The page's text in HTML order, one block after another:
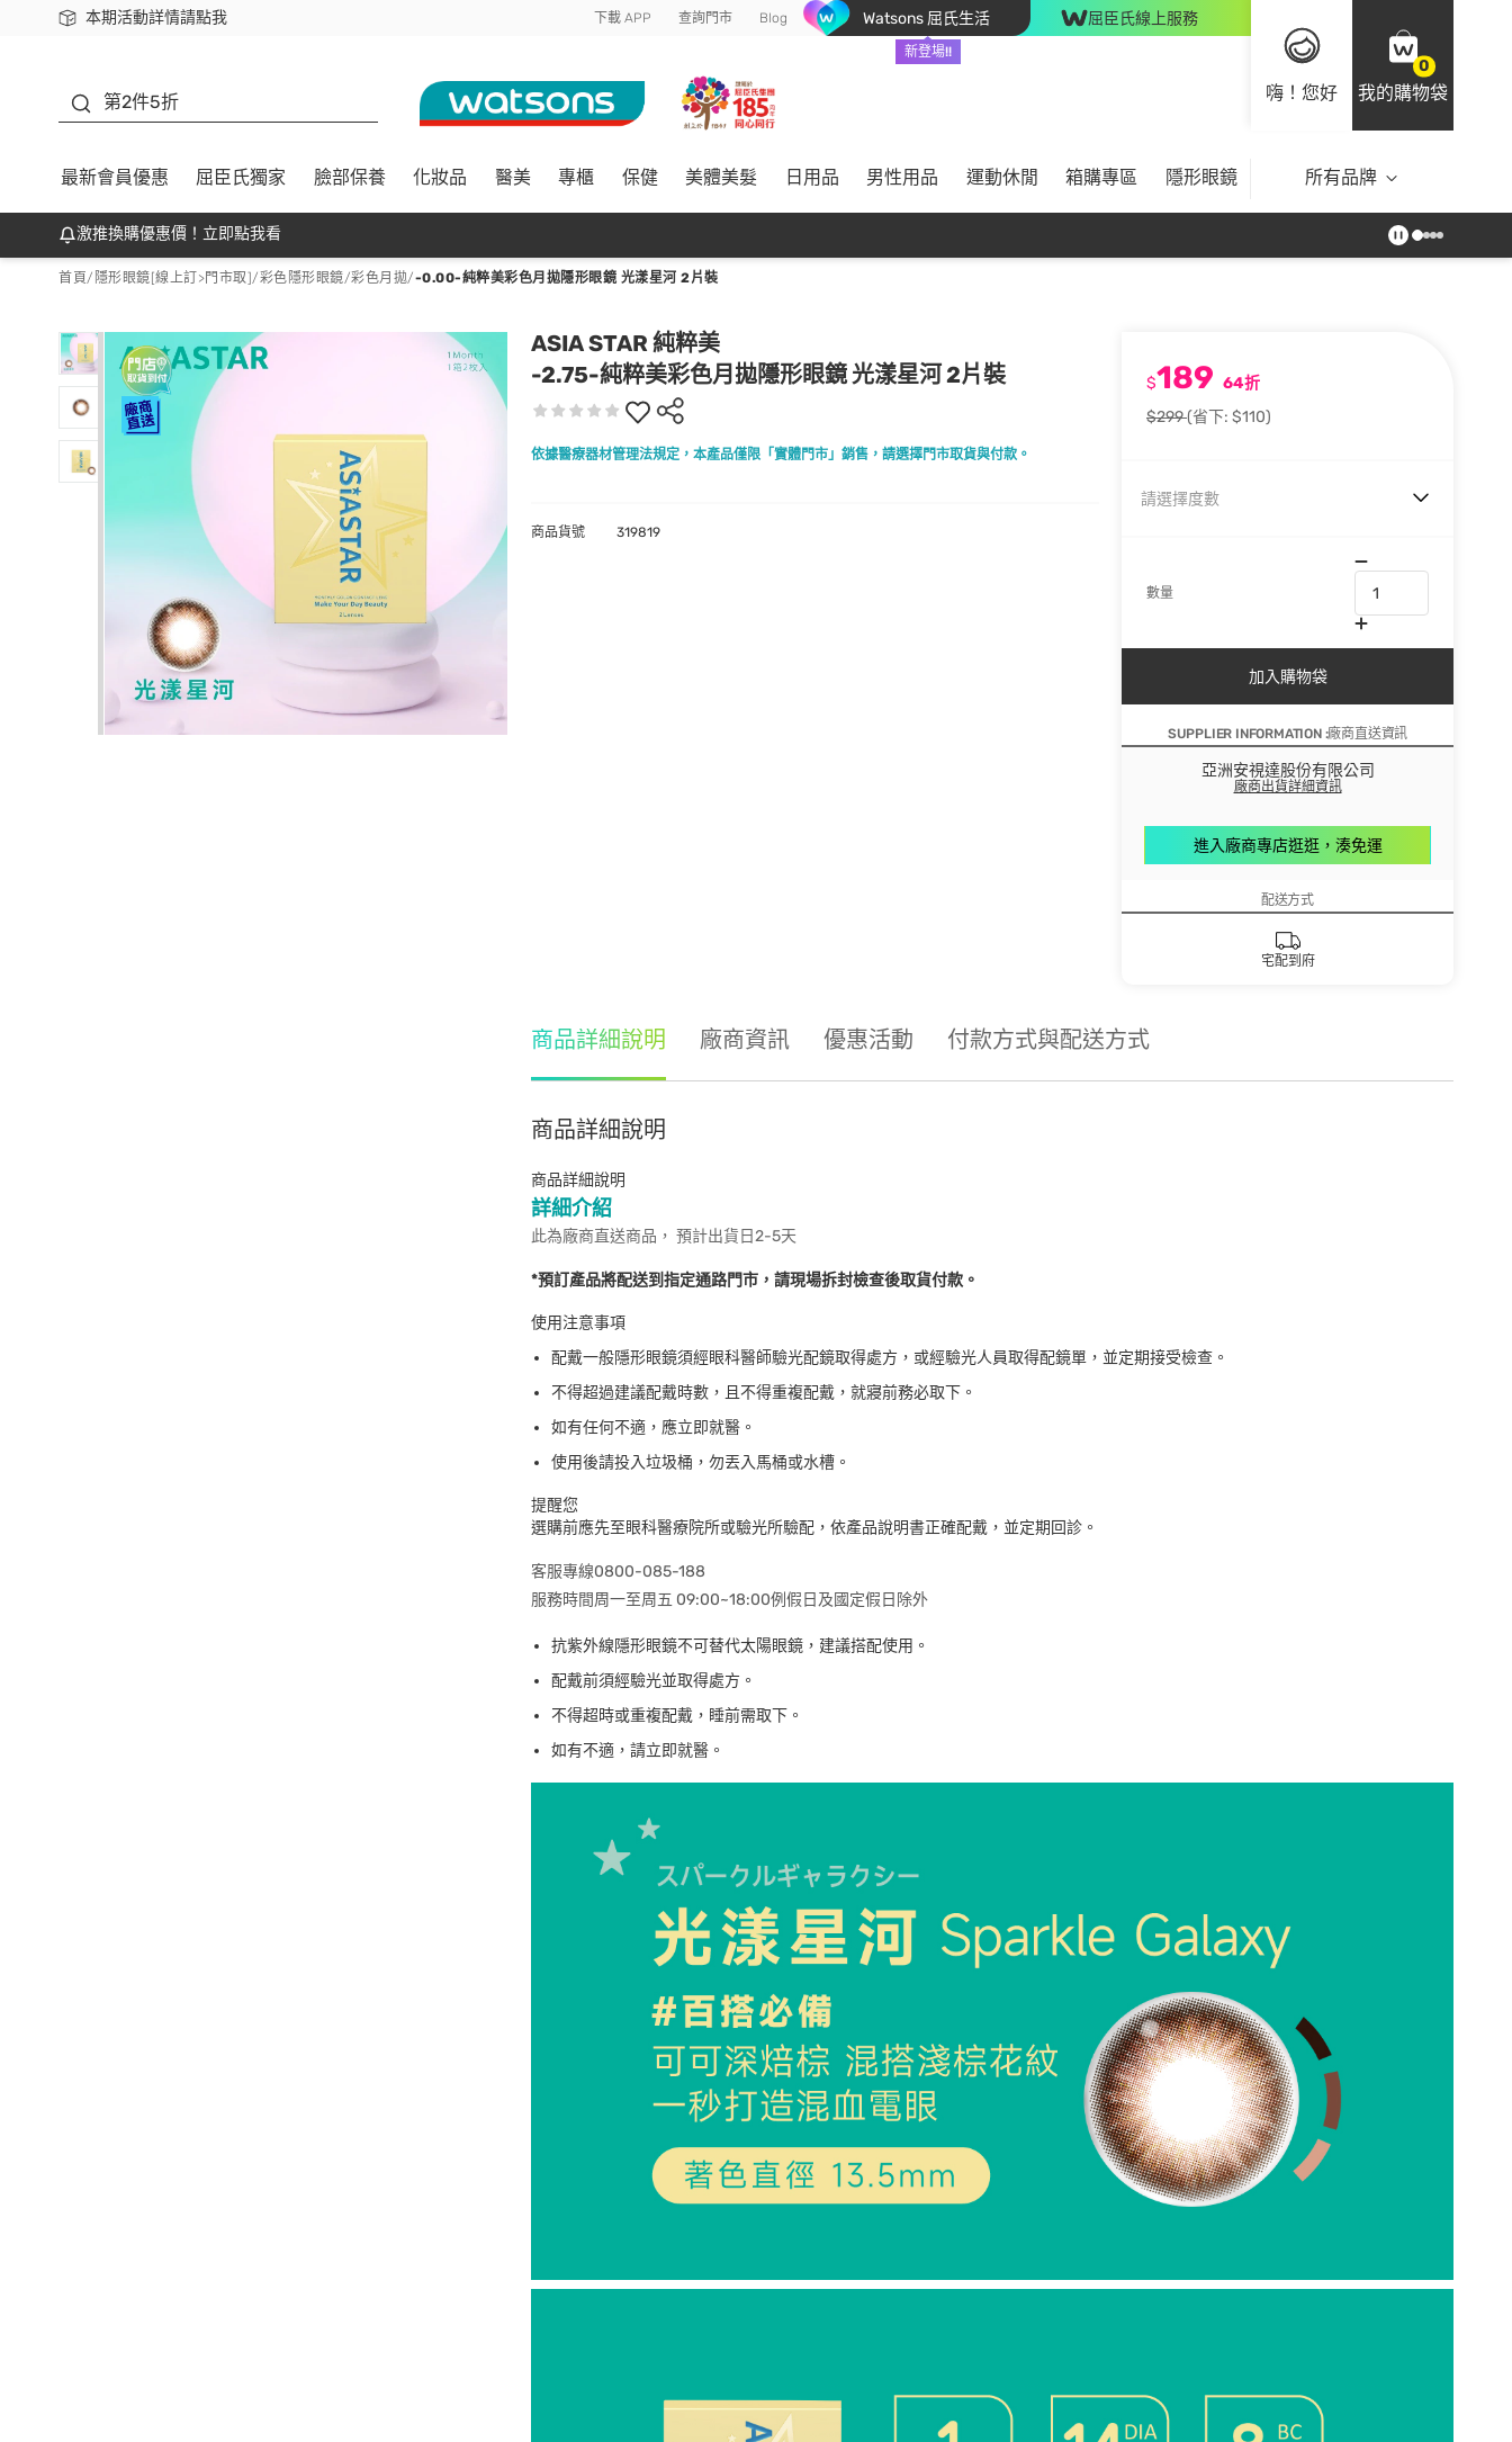
本期活動詳情請點我
下載app最高回饋$350 下載 APP 查詢門市 Blog Watsons 屈氏生活
新登場!!
屈臣氏線上服務
嗨！您好
0
我的購物袋
第2件5折
最新會員優惠 屈臣氏獨家 臉部保養 化妝品 醫美 專櫃 保健 美體美髮 日用品 男性用品 運動休閒 箱購專區 隱形眼鏡 所有品牌
激推換購優惠價！立即點我看
首頁/ 隱形眼鏡[線上訂>門市取]/彩色隱形眼鏡/彩色月拋/-0.00-純粹美彩色月拋隱形眼鏡 光漾星河 2片裝
ASIA STAR 純粹美
-2.75-純粹美彩色月拋隱形眼鏡 光漾星河 2片裝
依據醫療器材管理法規定，本產品僅限「實體門市」銷售，請選擇門市取貨與付款。
$189 64折
$299(省下: $110)
請選擇度數
數量
加入購物袋
SUPPLIER INFORMATION :廠商直送資訊
亞洲安視達股份有限公司
廠商出貨詳細資訊
進入廠商專店逛逛，湊免運
配送方式
宅配到府
商品貨號 319819
商品詳細說明 廠商資訊 優惠活動 付款方式與配送方式
商品詳細說明
商品詳細說明
詳細介紹
此為廠商直送商品， 預計出貨日2-5天
*預訂產品將配送到指定通路門市，請現場拆封檢查後取貨付款。
使用注意事項
配戴一般隱形眼鏡須經眼科醫師驗光配鏡取得處方，或經驗光人員取得配鏡單，並定期接受檢查。
不得超過建議配戴時數，且不得重複配戴，就寢前務必取下。
如有任何不適，應立即就醫。
使用後請投入垃圾桶，勿丟入馬桶或水槽。
提醒您
選購前應先至眼科醫療院所或驗光所驗配，依產品說明書正確配戴，並定期回診。
客服專線0800-085-188
服務時間周一至周五 09:00~18:00例假日及國定假日除外
抗紫外線隱形眼鏡不可替代太陽眼鏡，建議搭配使用。
配戴前須經驗光並取得處方。
不得超時或重複配戴，睡前需取下。
如有不適，請立即就醫。